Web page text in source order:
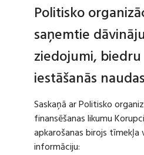
Politisko
saņemtie
ziedojumi,
iestāšanās naudas
Saskaņā ar Politisko
finansēšanas likumu
apkarošanas birojs tīmekļa
informāciju: